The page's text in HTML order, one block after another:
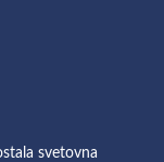
svetovna